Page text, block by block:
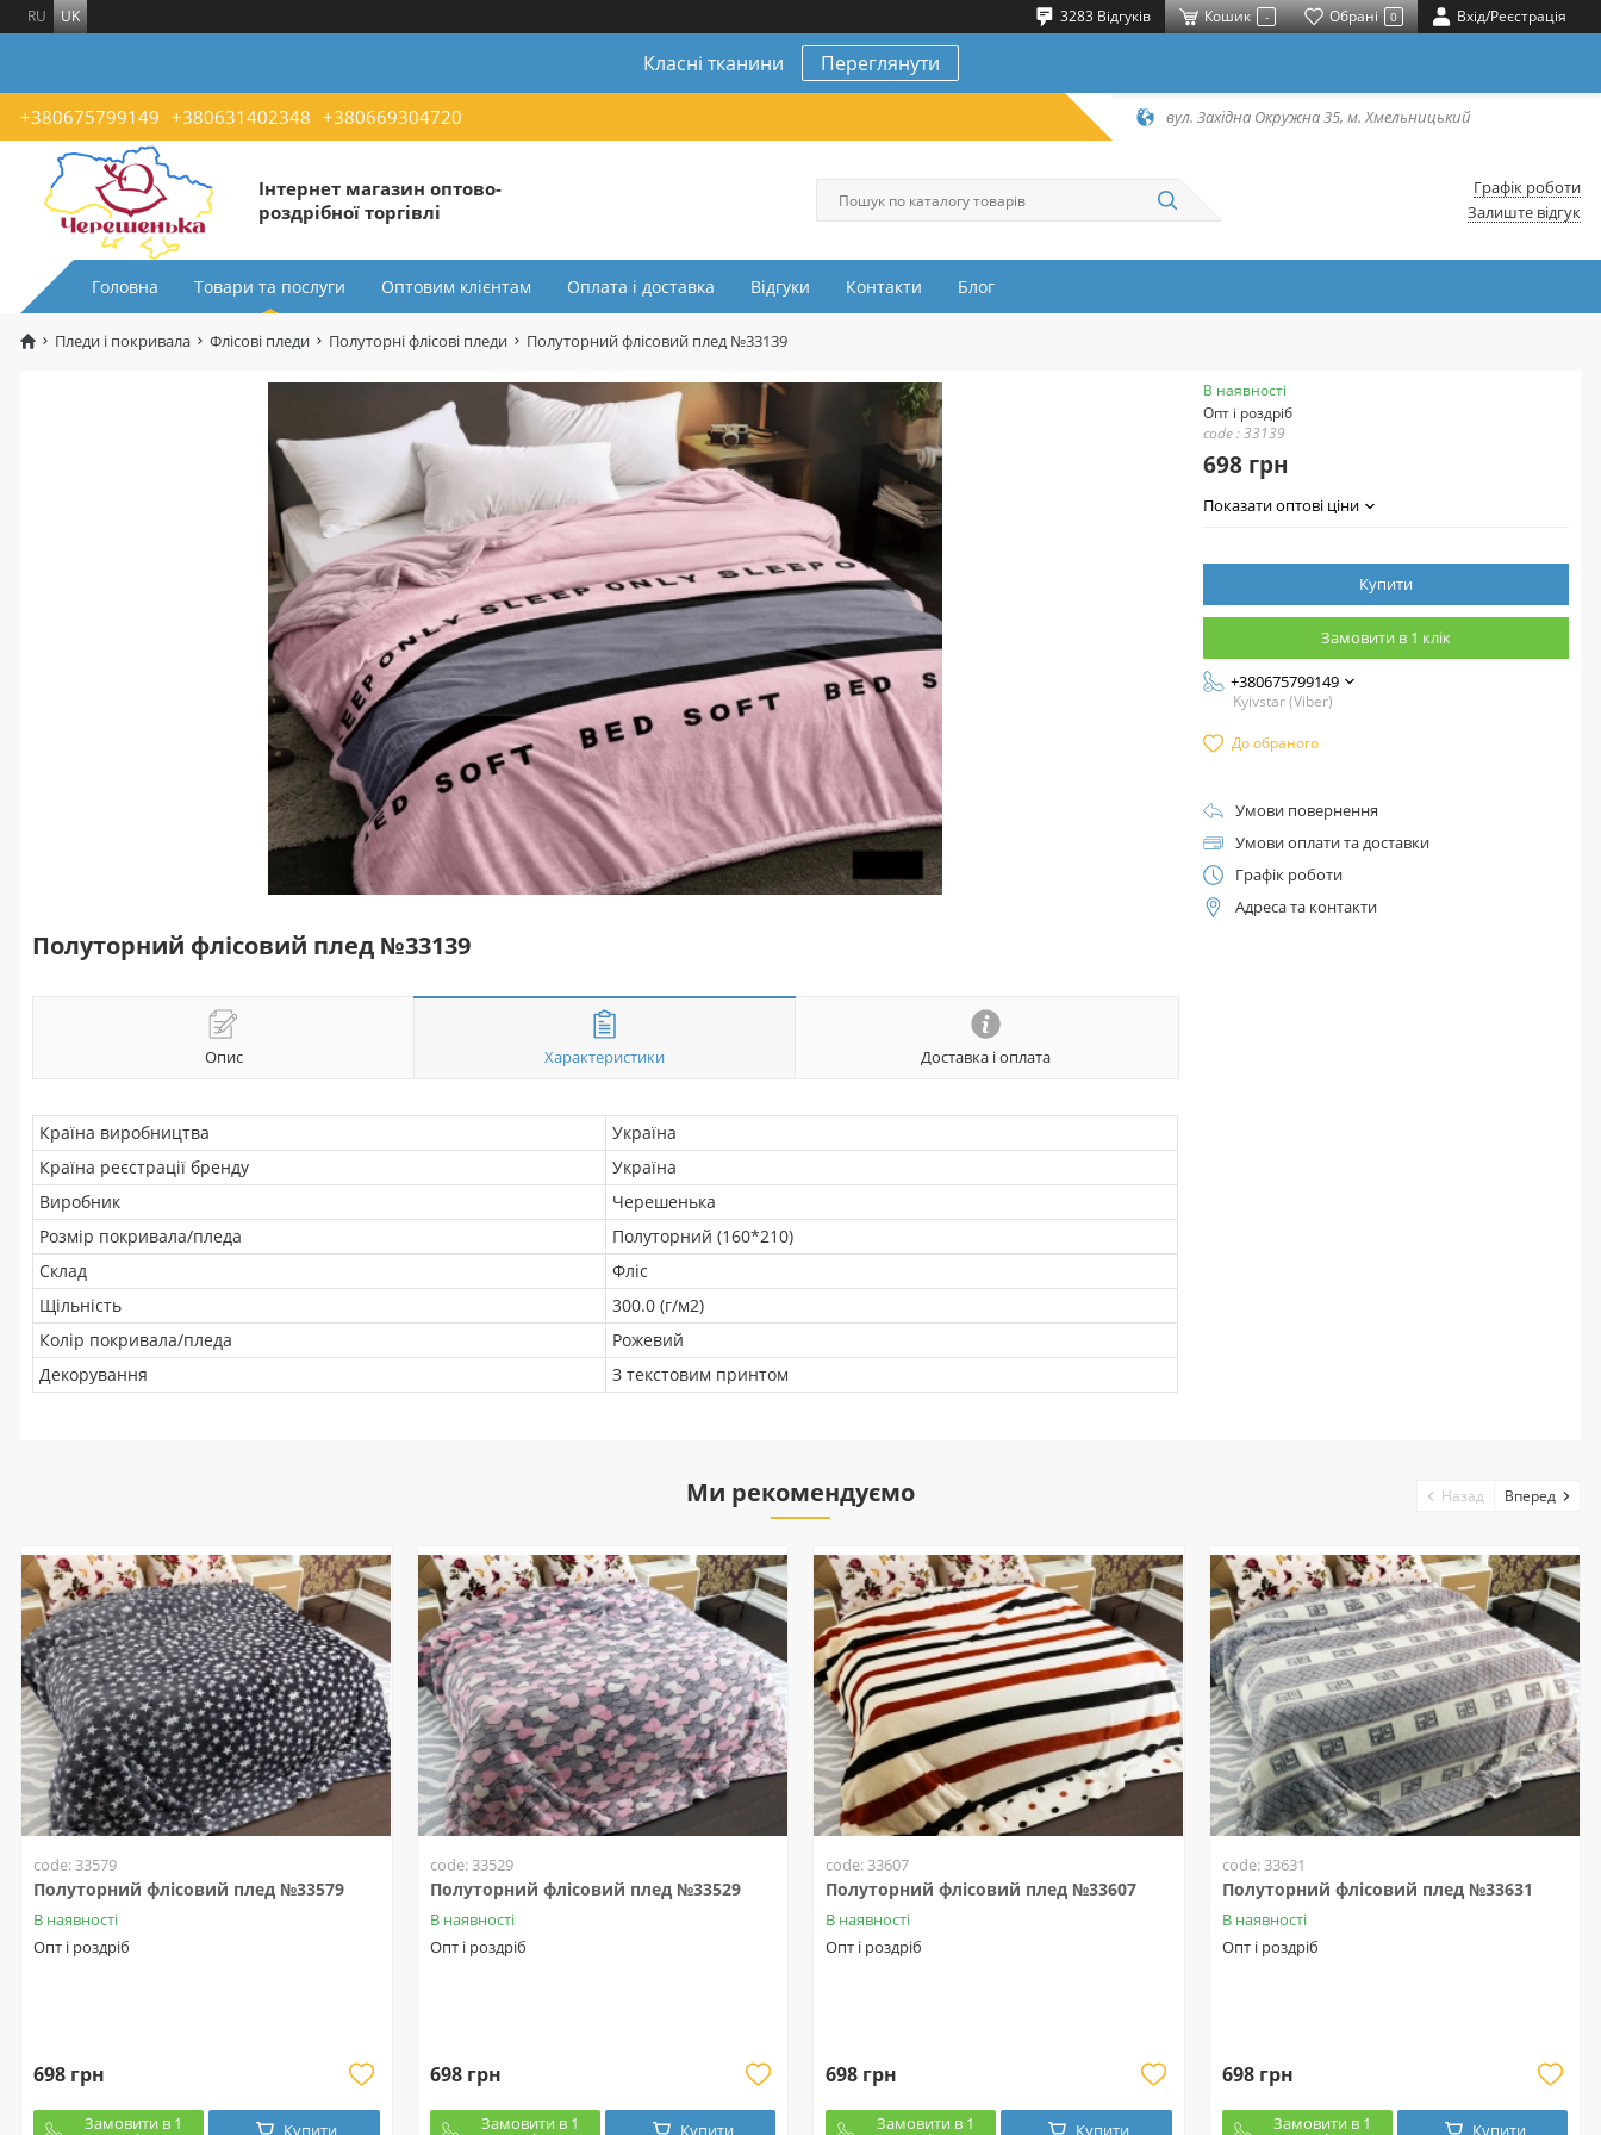
RU UK 3283 Відгуків Кошик - Обрані 0 Вхід/Реєстрація
Класні тканини Переглянути
+380675799149 +380631402348 +380669304720 вул. Західна Окружна 35, м. Хмельницький
Інтернет магазин оптово-
роздрібної торгівлі
Графік роботи
Залиште відгук
Головна Товари та послуги Оптовим клієнтам Оплата і доставка Відгуки Контакти Блог
Пледи і покривала Флісові пледи Полуторні флісові пледи Полуторний флісовий плед №33139
Полуторний флісовий плед №33139
Опис Характеристики Доставка і оплата
Країна виробництва
Україна
Країна реєстрації бренду
Україна
Виробник
Черешенька
Розмір покривала/пледа
Полуторний (160*210)
Склад
Фліс
Щільність
300.0 (г/м2)
Колір покривала/пледа
Рожевий
Декорування
З текстовим принтом
В наявності
Опт і роздріб
code : 33139
698 грн
Показати оптові ціни
Купити
Замовити в 1 клік
+380675799149
Kyivstar (Viber)
До обраного
Умови повернення
Умови оплати та доставки
Графік роботи
Адреса та контакти
Ми рекомендуємо
code: 33579
Полуторний флісовий плед №33579
В наявності
Опт і роздріб
698 грн
Замовити в 1 Купити
code: 33529
Полуторний флісовий плед №33529
В наявності
Опт і роздріб
698 грн
Замовити в 1 Купити
code: 33607
Полуторний флісовий плед №33607
В наявності
Опт і роздріб
698 грн
Замовити в 1 Купити
code: 33631
Полуторний флісовий плед №33631
В наявності
Опт і роздріб
698 грн
Замовити в 1 Купити
Назад Вперед